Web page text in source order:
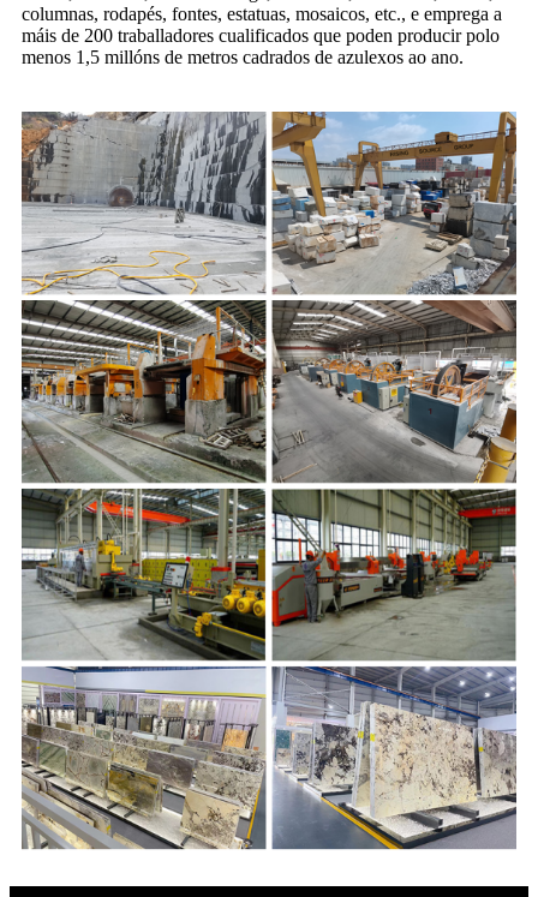
columnas, rodapés, fontes, estatuas, mosaicos, etc., e emprega a
máis de 200 traballadores cualificados que poden producir polo
menos 1,5 millóns de metros cadrados de azulexos ao ano.